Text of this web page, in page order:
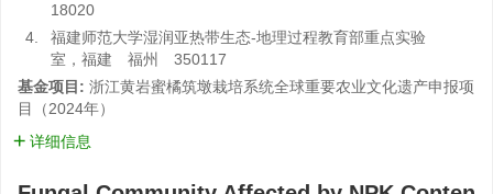
18020
4.
福建师范大学湿润亚热带生态-地理过程教育部重点实验
室，福建 福州 350117
基金项目: 浙江黄岩蜜橘筑墩栽培系统全球重要农业文化遗产申报项
目（2024年）
详细信息